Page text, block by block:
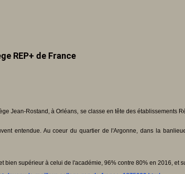
REP+ de France
Jean-Rostand, à Orléans, se classe en tête des
entendue. Au coeur du quartier de l'Argonne, dans la
supérieur à celui de l'académie, 96% contre 80% en 2016, et